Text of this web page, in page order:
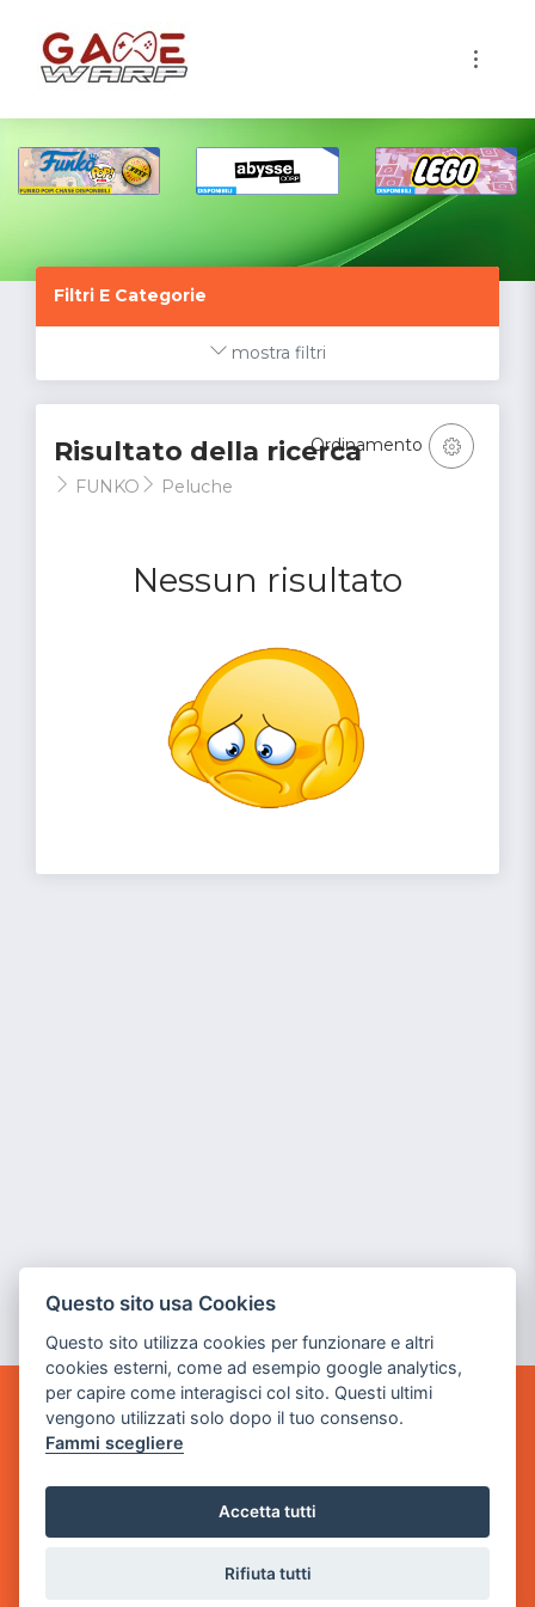
Filtri E Categorie
mostra filtri
Risultato della ricerca
FUNKO Peluche
Nessun risultato
Ordinamento
GAME WARP
BY POWER GAME SRL
via Villaggio dei Platani, 3
Questo sito usa Cookies
Questo sito utilizza cookies per funzionare e altri
cookies esterni, come ad esempio google analytics,
per capire come interagisci col sito. Questi ultimi
vengono utilizzati solo dopo il tuo consenso.
Fammi scegliere
Accetta tutti
Rifiuta tutti